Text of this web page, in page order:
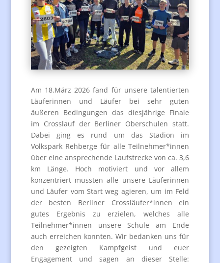
Am 18.März 2026 fand für unsere talentierten
Läuferinnen und Läufer bei sehr guten
äußeren Bedingungen das diesjährige Finale
im Crosslauf der Berliner Oberschulen statt.
Dabei ging es rund um das Stadion im
Volkspark Rehberge für alle Teilnehmer*innen
über eine ansprechende Laufstrecke von ca. 3,6
km Länge. Hoch motiviert und vor allem
konzentriert mussten alle unsere Läuferinnen
und Läufer vom Start weg agieren, um im Feld
der besten Berliner Crossläufer*innen ein
gutes Ergebnis zu erzielen, welches alle
Teilnehmer*innen unsere Schule am Ende
auch erreichen konnten. Wir bedanken uns für
den gezeigten Kampfgeist und euer
Engagement und sagen an dieser Stelle: